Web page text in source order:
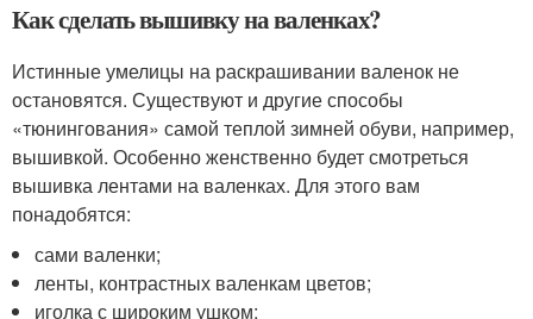
Как сделать вышивку на валенках?
Истинные умелицы на раскрашивании валенок не
остановятся. Существуют и другие способы
«тюнингования» самой теплой зимней обуви, например,
вышивкой. Особенно женственно будет смотреться
вышивка лентами на валенках. Для этого вам
понадобятся:
сами валенки;
ленты, контрастных валенкам цветов;
иголка с широким ушком;